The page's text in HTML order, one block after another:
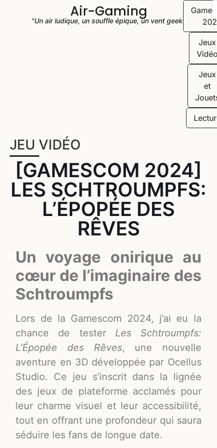
Air-Gaming
"Un air ludique, un souffle épique, un vent geek"
Jeux
Jeux
et
JEU VIDÉO
[GAMESCOM 2024]
LES SCHTROUMPFS:
L’ÉPOPÉE DES
RÊVES
Un voyage onirique au
cœur de l’imaginaire des
Schtroumpfs
Lors de la Gamescom 2024, j’ai eu la
chance de tester Les Schtroumpfs:
L’Épopée des Rêves, une nouvelle
aventure en 3D développée par Ocellus
Studio. Ce jeu s’inscrit dans la lignée
des jeux de plateforme acclamés pour
leur charme visuel et leur accessibilité,
tout en offrant une profondeur qui saura
séduire les fans de longue date.